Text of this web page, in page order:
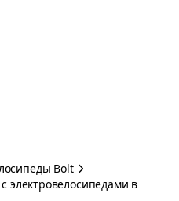
Bolt
электровелосипедами в